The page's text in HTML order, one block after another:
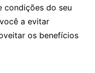
condições do seu
a evitar
os benefícios